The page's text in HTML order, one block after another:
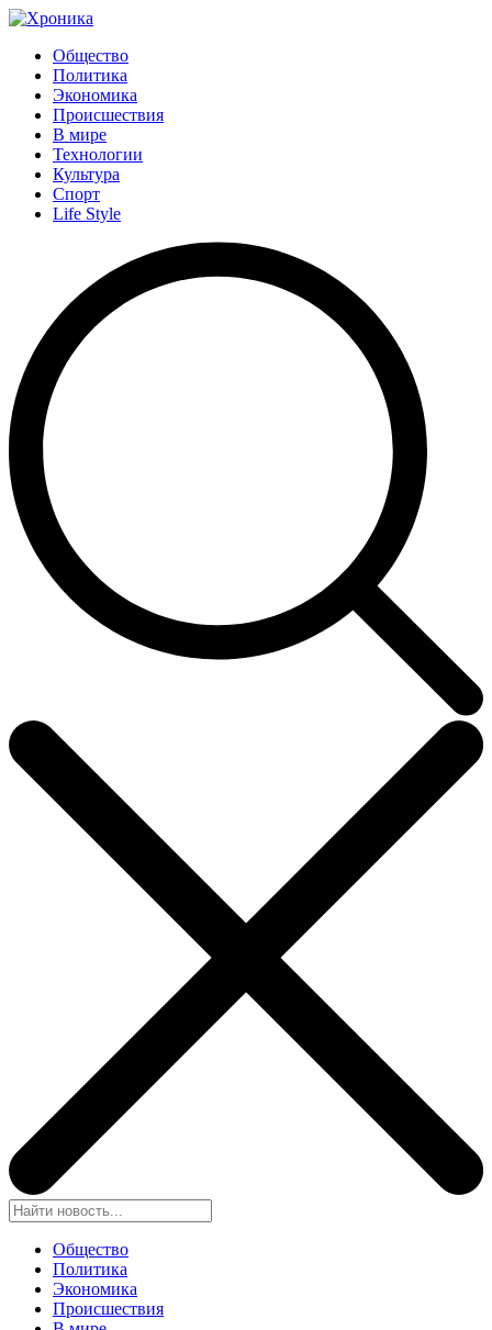
Общество
Политика
Экономика
Происшествия
В мире
Технологии
Культура
Спорт
Life Style
Общество
Политика
Экономика
Происшествия